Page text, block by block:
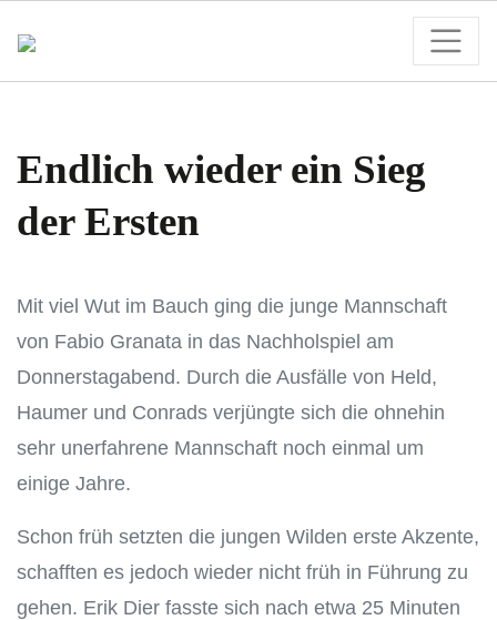
Endlich wieder ein Sieg
der Ersten
Mit viel Wut im Bauch ging die junge Mannschaft
von Fabio Granata in das Nachholspiel am
Donnerstagabend. Durch die Ausfälle von Held,
Haumer und Conrads verjüngte sich die ohnehin
sehr unerfahrene Mannschaft noch einmal um
einige Jahre.
Schon früh setzten die jungen Wilden erste Akzente,
schafften es jedoch wieder nicht früh in Führung zu
gehen. Erik Dier fasste sich nach etwa 25 Minuten